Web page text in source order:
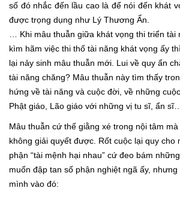
số đó nhắc đến lầu cao là để nói đến khát
được trọng dụng như Lý Thương Ẩn.
… Khi mâu thuẫn giữa khát vọng thi triển tài
kìm hãm việc thi thố tài năng khát vọng ấy
lại nảy sinh mâu thuẫn mới. Lui về quy ẩn
tài năng chăng? Mâu thuẫn này tìm thấy
hứng về tài năng và cuộc đời, về những
Phật giáo, Lão giáo với những vị tu sĩ, ẩn sĩ…
Mâu thuẫn cứ thế giằng xé trong nội tâm
không giải quyết được. Rốt cuộc lại quy cho
phận “tài mệnh hại nhau” cứ đeo bám
muốn đập tan số phận nghiệt ngã ấy,
mình vào đó: